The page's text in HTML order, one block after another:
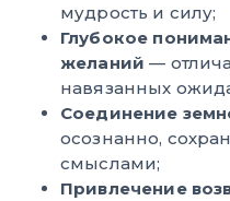
мудрость и силу;
Глубокое
желаний —
навязанных
Соединение
осознанно,
смыслами;
Привлечение